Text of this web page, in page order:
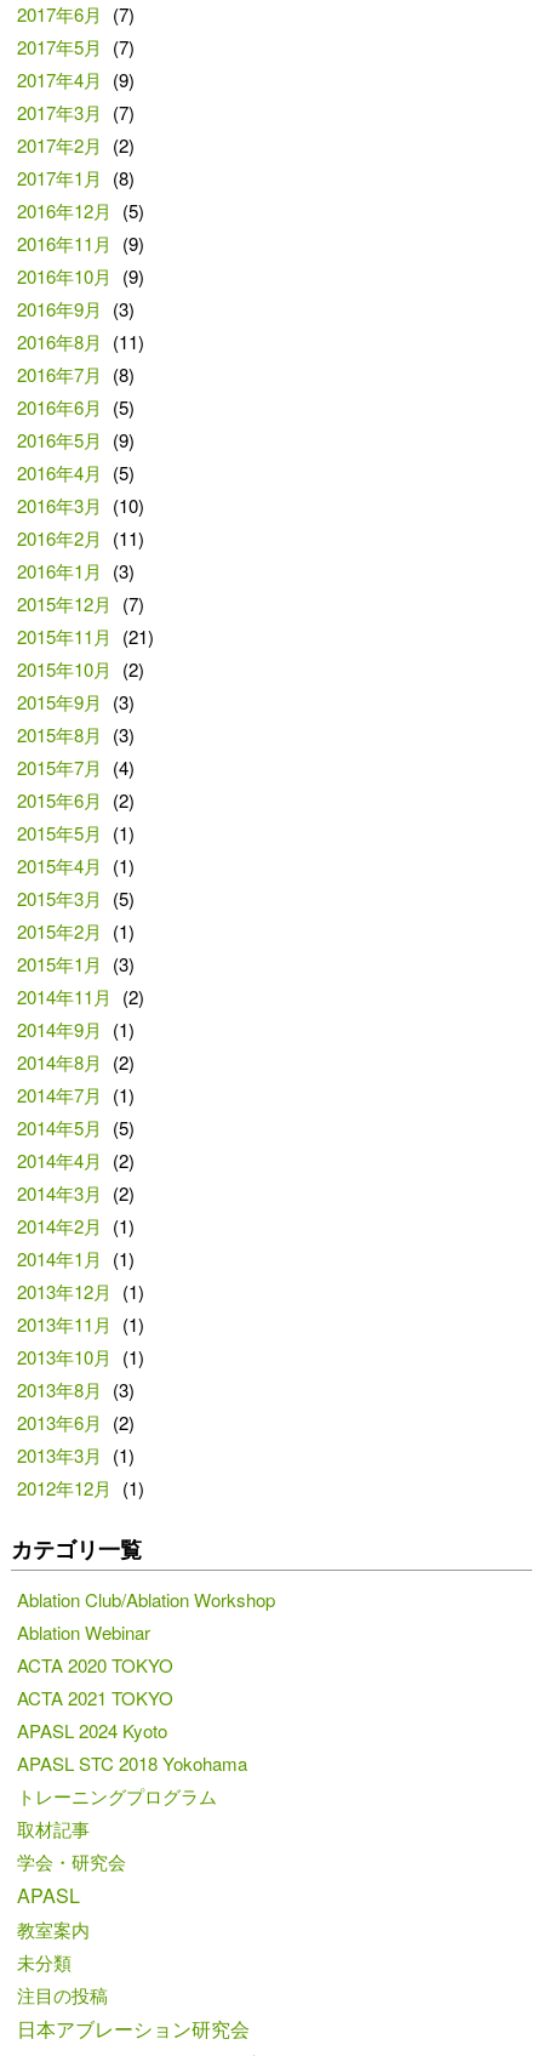
2017年6月
(7)
2017年5月
(7)
2017年4月
(9)
2017年3月
(7)
2017年2月
(2)
2017年1月
(8)
2016年12月
(5)
2016年11月
(9)
2016年10月
(9)
2016年9月
(3)
2016年8月
(11)
2016年7月
(8)
2016年6月
(5)
2016年5月
(9)
2016年4月
(5)
2016年3月
(10)
2016年2月
(11)
2016年1月
(3)
2015年12月
(7)
2015年11月
(21)
2015年10月
(2)
2015年9月
(3)
2015年8月
(3)
2015年7月
(4)
2015年6月
(2)
2015年5月
(1)
2015年4月
(1)
2015年3月
(5)
2015年2月
(1)
2015年1月
(3)
2014年11月
(2)
2014年9月
(1)
2014年8月
(2)
2014年7月
(1)
2014年5月
(5)
2014年4月
(2)
2014年3月
(2)
2014年2月
(1)
2014年1月
(1)
2013年12月
(1)
2013年11月
(1)
2013年10月
(1)
2013年8月
(3)
2013年6月
(2)
2013年3月
(1)
2012年12月
(1)
カテゴリ一覧
Ablation Club/Ablation Workshop
Ablation Webinar
ACTA 2020 TOKYO
ACTA 2021 TOKYO
APASL 2024 Kyoto
APASL STC 2018 Yokohama
トレーニングプログラム
取材記事
学会・研究会
APASL
教室案内
未分類
注目の投稿
日本アブレーション研究会